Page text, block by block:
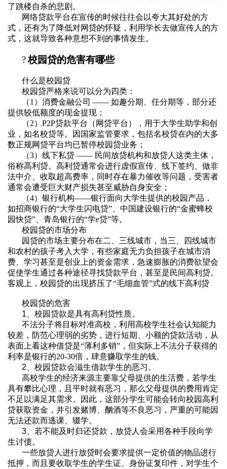
了跳楼自杀的悲剧。
网络贷款平台在宣传的时候往往会以夸大其好处的方
式，还有为了降低对网贷的怀疑，利用学长去做宣传人的方
式，这就导致各种意想不到的事情发生。
?校园贷的危害有哪些
什么是校园贷
校园贷严格来说可以分为四类：
（1 ）消费金融公司 —— 如趣分期、任分期等，部分还
提供较低额度的现金提现；
（2） P2P贷款平台（网贷平台），用于大学生助学和创
业，如名校贷等。因国家监管要求，包括名校贷在内的大多
数正规网贷平台均已暂停校园贷业务；
（3）线下私贷 —— 民间放贷机构和放贷人这类主体，
俗称高利贷。高利贷通常会进行虚假宣传、线下签约、做非
法中介、收取超高费率，同时存在暴力催收等问题，受害者
通常会遭受巨大财产损失甚至威胁自身安全；
（4）银行机构——银行面向大学生提供的校园产品，
如招商银行的“大学生闪电贷” 、中国建设银行的“金蜜蜂校
园快贷” 、青岛银行的“学e贷”等。
校园贷的市场分布
园贷的市场主要分布在二、三线城市，当三、四线城市
和农村的孩子考入大学，有些家庭无力负担孩子在城市消
费、学习甚至是创业上的资金需求，急速膨胀的消费欲望会
促使学生通过各种途径寻找贷款平台，甚至是民间高利贷。
客观上，校园贷的出现挤压了“毛细血管”式的线下高利贷
校园贷的危害
1 、校园贷款是具有高利贷性质。
不法分子将目标对准高校，利用高校学生社会认知能力
较差，防范心理弱的劣势，进行短期、小额的贷款活动，从
表面上看这种借贷是“薄利多销”，但实际上不法分子获得的
利率是银行的20-30倍，肆意赚取学生的钱。
2 、校园贷款会滋生借款学生的恶习。
高校学生的经济来源主要靠父母提供的生活费，若学生
具有攀比心理，且平时就有恶习，那么父母提供的费用肯定
不足以满足其需求。因此，这部分学生可能会转向校园高利
贷获取资金，并引发赌博、酗酒等不良恶习，严重的可能因
无法还款而逃课、辍学。
3 、若不能及时归还贷款，放贷人会采用各种手段向学
生讨债。
一些放贷人进行放贷时会要求提供一定价值的物品进行
抵押，而且要收取学生的学生证、身份证复印件，对学生个